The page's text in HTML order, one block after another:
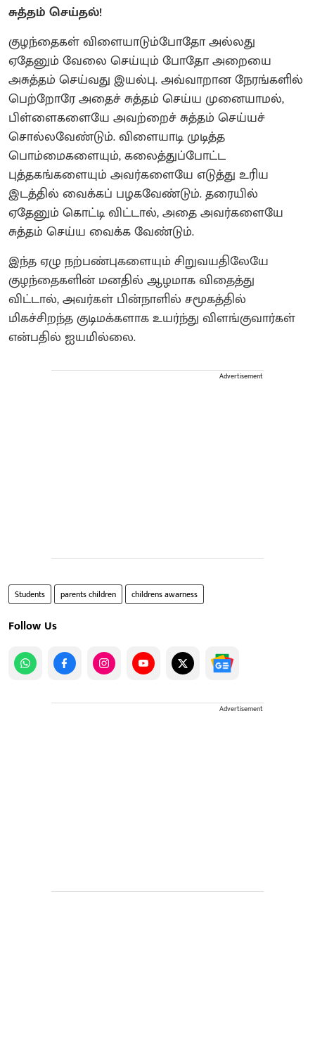
சுத்தம் செய்தல்!
குழந்தைகள் விளையாடும்போதோ அல்லது
ஏதேனும் வேலை செய்யும் போதோ அறையை
அசுத்தம் செய்வது இயல்பு. அவ்வாறான நேரங்களில்
பெற்றோரே அதைச் சுத்தம் செய்ய முனையாமல்,
பிள்ளைகளையே அவற்றைச் சுத்தம் செய்யச்
சொல்லவேண்டும். விளையாடி முடித்த
பொம்மைகளையும், கலைத்துப்போட்ட
புத்தகங்களையும் அவர்களையே எடுத்து உரிய
இடத்தில் வைக்கப் பழகவேண்டும். தரையில்
ஏதேனும் கொட்டி விட்டால், அதை அவர்களையே
சுத்தம் செய்ய வைக்க வேண்டும்.
இந்த ஏழு நற்பண்புகளையும் சிறுவயதிலேயே
குழந்தைகளின் மனதில் ஆழமாக விதைத்து
விட்டால், அவர்கள் பின்நாளில் சமூகத்தில்
மிகச்சிறந்த குடிமக்களாக உயர்ந்து விளங்குவார்கள்
என்பதில் ஐயமில்லை.
Advertisement
Students parents children childrens awarness
Follow Us
Advertisement